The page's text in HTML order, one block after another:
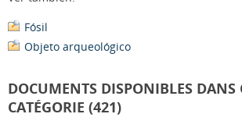
Fósil
Objeto arqueológico
DOCUMENTS DISPONIBLES DANS
CATÉGORIE (421)